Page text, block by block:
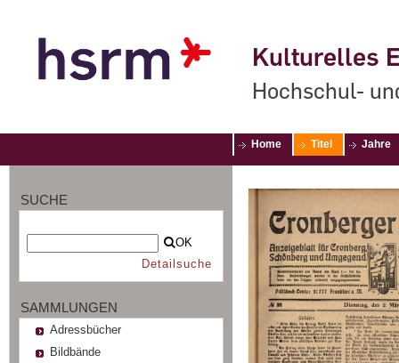
Kulturelles
Hochschul-
Home Titel Jahre
SUCHE
OK
Detailsuche
SAMMLUNGEN
Adressbücher
Bildbände